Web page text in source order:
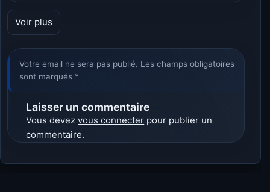
Voir plus
Votre email ne sera pas publié. Les champs obligatoires
sont marqués *
Laisser un commentaire
Vous devezvous connecter pour publier un
commentaire.